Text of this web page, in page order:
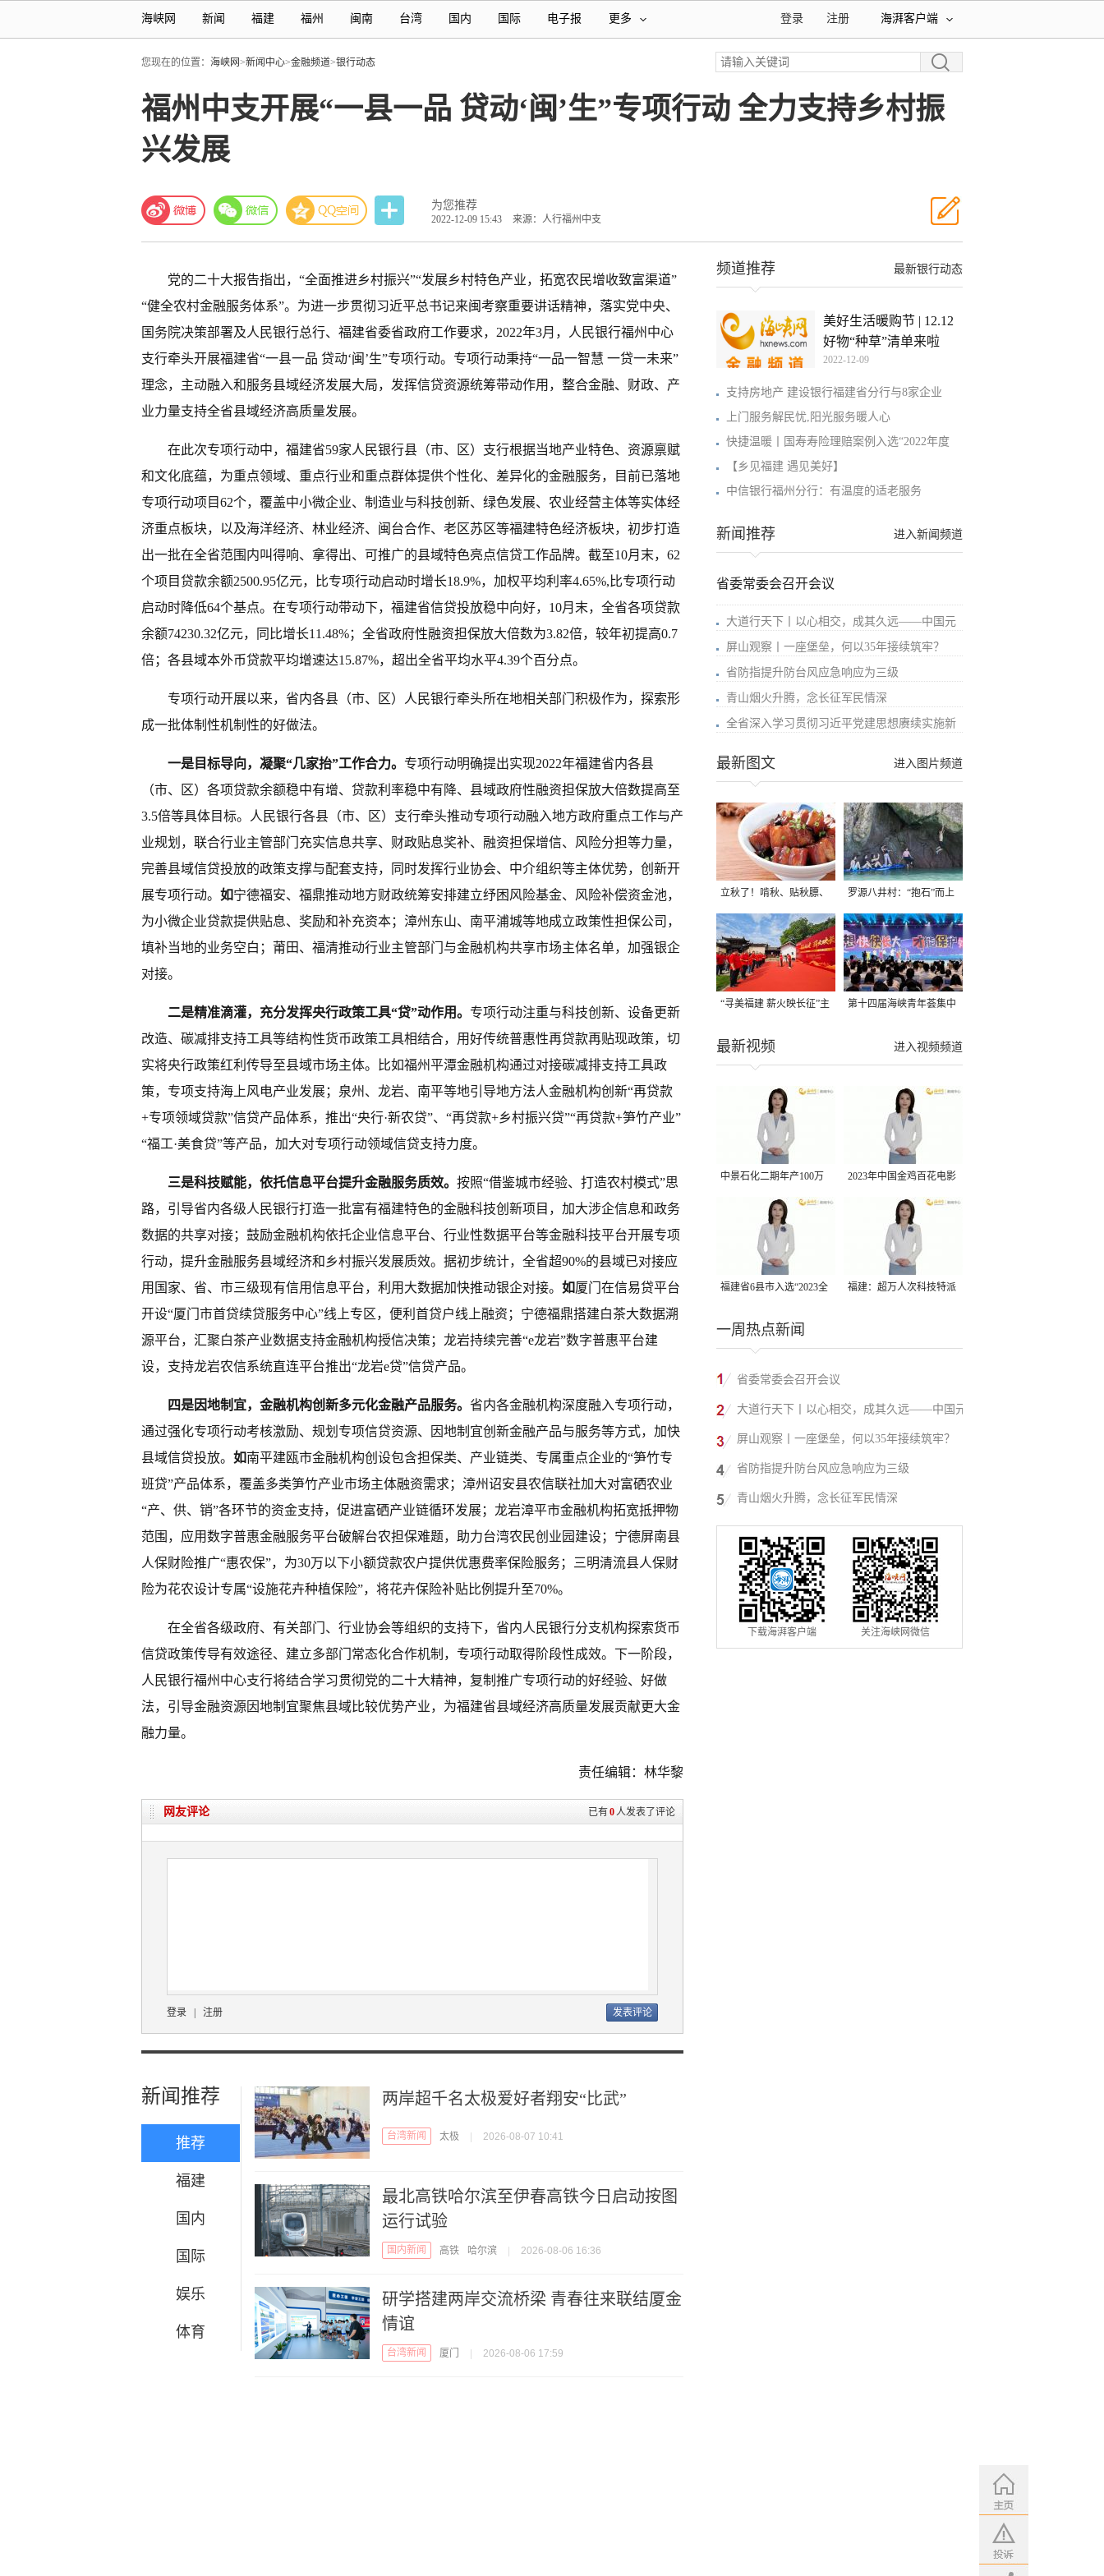
海峡网 新闻 福建 福州 闽南 台湾 国内 国际 电子报 更多 海湃客户端
注册
登录
您现在的位置： 海峡网>新闻中心>金融频道>银行动态
福州中支开展“一县一品 贷动‘闽’生”专项行动 全力支持乡村振
兴发展
为您推荐
2022-12-09 15:43 来源：人行福州中支
党的二十大报告指出，“全面推进乡村振兴”“发展乡村特色产业，拓宽农民增收致富渠道”
“健全农村金融服务体系”。为进一步贯彻习近平总书记来闽考察重要讲话精神，落实党中央、
国务院决策部署及人民银行总行、 福建省委省政府工作要求，2022年3月，人民银行福州 中心
支行牵头开展福建省“一县一品 贷动‘闽’生”专项行动。专项行动秉持“一品一智慧 一贷一未来”
理念，主动融入和服务县域经济发展大局，发挥信贷资源统筹带动作用，整合金融、财政、产
业力量支持全省县域经济高质量发展。
在此次专项行动中，福建省59家人民银行县（市、区）支行根据当地产业特色、资源禀赋
和文化底蕴，为重点领域、重点行业和重点群体提供个性化、差异化的金融服务，目前已落地
专项行动项目62个，覆盖中小微企业、制造业与科技创新、绿色发展、农业经营主体等实体经
济重点板块，以及海洋经济、林业经济、闽台合作、老区苏区等福建特色经济板块，初步打造
出一批在全省范围内叫得响、拿得出、可推广的县域特色亮点信贷工作品牌。截至10月末，62
个项目贷款余额2500.95亿元，比专项行动启动时增长18.9%，加权平均利率4.65%,比专项行动
启动时降低64个基点。在专项行动带动下，福建省信贷投放稳中向好，10月末，全省各项贷款
余额74230.32亿元，同比增长11.48%；全省政府性融资担保放大倍数为3.82倍，较年初提高0.7
倍；各县域本外币贷款平均增速达15.87%，超出全省平均水平4.39个百分点。
专项行动开展以来，省内各县（市、区）人民银行牵头所在地相关部门积极作为，探索形
成一批体制性机制性的好做法。
一是目标导向，凝聚“几家抬”工作合力。 专项行动明确提出实现2022年福建省内各县
（市、区）各项贷款余额稳中有增、贷款利率稳中有降、县域政府性融资担保放大倍数提高至
3.5倍等具体目标。人民银行各县（市、区）支行牵头推动专项行动融入地方政府重点工作与产
业规划，联合行业主管部门充实信息共享、财政贴息奖补、融资担保增信、风险分担等力量，
完善县域信贷投放的政策支撑与配套支持，同时发挥行业协会、中介组织等主体优势，创新开
展专项行动。 如宁德福安、福鼎推动地方财政统筹安排建立纾困风险基金、风险补偿资金池，
为小微企业贷款提供贴息、奖励和补充资本； 漳州 东山、 南平浦城等地成立政策性担保公司，
填补当地的业务空白； 莆田、福清推动行业主管部门与金融机构共享市场主体名单，加强银企
对接。
二是精准滴灌，充分发挥央行政策工具“贷”动作用。 专项行动注重与科技创新、设备更新
改造、碳减排支持工具等结构性货币政策工具相结合，用好传统普惠性再贷款再贴现政策，切
实将央行政策红利传导至县域市场主体。比如福州平潭金融机构通过对接碳减排支持工具政
策，专项支持海上风电产业发展； 泉州 、 龙岩、南平等地引导地方法人金融机构创新“再贷款
+专项领域贷款”信贷产品体系，推出“央行·新农贷”、“再贷款+乡村振兴贷”“再贷款+笋竹产业”
“福工·美食贷”等产品，加大对专项行动领域信贷支持力度。
三是科技赋能，依托信息平台提升金融服务质效。 按照“借鉴城市经验、打造农村模式”思
路，引导省内各级人民银行打造一批富有福建特色的金融科技创新项目，加大涉企信息和政务
数据的共享对接；鼓励金融机构依托企业信息平台、行业性数据平台等金融科技平台开展专项
行动，提升金融服务县域经济和乡村振兴发展质效。据初步统计，全省超90%的县域已对接应
用国家、省、市三级现有信用信息平台，利用大数据加快推动银企对接。 如厦门 在信易贷平台
开设“厦门市首贷续贷服务中心”线上专区，便利首贷户线上融资；宁德福鼎搭建白茶大数据溯
源平台，汇聚白茶产业数据支持金融机构授信决策；龙岩持续完善“e龙岩”数字普惠平台建
设，支持龙岩农信系统直连平台推出“龙岩e贷”信贷产品。
四是因地制宜，金融机构创新多元化金融产品服务。 省内各金融机构深度融入专项行动，
通过强化专项行动考核激励、规划专项信贷资源、因地制宜创新金融产品与服务等方式，加快
县域信贷投放。 如南平建瓯市金融机构创设包含担保类、产业链类、专属重点企业的“笋竹专
班贷”产品体系，覆盖多类笋竹产业市场主体融资需求；漳州诏安县农信联社加大对富硒农业
“产、供、销”各环节的资金支持，促进富硒产业链循环发展；龙岩漳平市金融机构拓宽抵押物
范围，应用数字普惠金融服务平台破解台农担保难题，助力台湾农民创业园建设；宁德屏南县
人保财险推广“惠农保”，为30万以下小额贷款农户提供优惠费率保险服务；
三明清流县人保财
险为花农设计专属“设施花卉种植保险”，将花卉保险补贴比例提升至70%。
在全省各级政府、有关部门、行业协会等组织的支持下，省内人民银行分支机构探索货币
信贷政策传导有效途径、建立多部门常态化合作机制，专项行动取得阶段性成效。下一阶段，
人民银行福州中心支行将结合学习贯彻党的二十大精神，复制推广专项行动的好经验、好做
法，引导金融资源因地制宜聚焦县域比较优势产业，为福建省县域经济高质量发展贡献更大金
融力量。
责任编辑：林华黎
已有0人发表了评论
网友评论
登录 注册
新闻推荐
推荐
福建
国内
国际
娱乐
体育
两岸超千名太极爱好者翔安“比武”
台湾新闻 太极 2026-08-07 10:41
最北高铁哈尔滨至伊春高铁今日启动按图
运行试验
国内新闻 高铁 哈尔滨 2026-08-06 16:36
研学搭建两岸交流桥梁 青春往来联结厦金
情谊
台湾新闻 厦门 2026-08-06 17:59
最新银行动态
频道推荐
美好生活暖购节 | 12.12
好物“种草”清单来啦
2022-12-09
支持房地产 建设银行福建省分行与8家企业
上门服务解民忧,阳光服务暖人心
快捷温暖丨国寿寿险理赔案例入选“2022年度
【乡见福建 遇见美好】
中信银行福州分行：有温度的适老服务
进入新闻频道
新闻推荐
省委常委会召开会议
大道行天下丨以心相交，成其久远——中国元
屏山观察丨一座堡垒，何以35年接续筑牢？
省防指提升防台风应急响应为三级
青山烟火升腾，念长征军民情深
全省深入学习贯彻习近平党建思想赓续实施新
进入图片频道
最新图文
立秋了！啃秋、贴秋膘、
晒秋，福建人这样过才够
味→
罗源八井村：“抱石”而上
“寻美福建 薪火映长征”主 第十四届海峡青年荟集中
进入视频频道
最新视频
中景石化二期年产100万
吨丙烷脱氢项目建成中交
2023年中国金鸡百花电影
节有福电影巡展31日启动
福建省6县市入选“2023全 福建：超万人次科技特派
一周热点新闻
省委常委会召开会议
大道行天下丨以心相交，成其久远——中国元
首外交的世界情怀与大国气派
屏山观察丨一座堡垒，何以35年接续筑牢？
省防指提升防台风应急响应为三级
青山烟火升腾，念长征军民情深
下载海湃客户端 关注海峡网微信